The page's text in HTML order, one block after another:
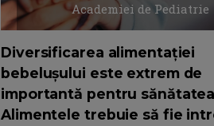
Academiei de Pediatrie
Diversificarea alimentației
bebelușului este extrem de
importantă pentru
Alimentele trebuie să fie